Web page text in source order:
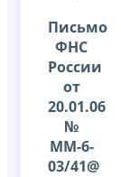
Письмо
ФНС
России
от
20.01.06
№
ММ-6-
03/41@